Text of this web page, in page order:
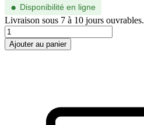
● Disponibilité en ligne
Livraison sous 7 à 10 jours ouvrables.
quantité
de
BB0297O-
Ajouter au panier